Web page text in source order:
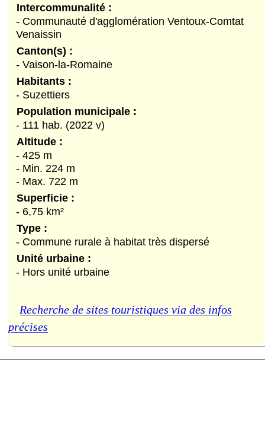
Intercommunalité :
- Communauté d'agglomération Ventoux-Comtat
Venaissin
Canton(s) :
- Vaison-la-Romaine
Habitants :
- Suzettiers
Population municipale :
- 111 hab. (2022 v)
Altitude :
- 425 m
- Min. 224 m
- Max. 722 m
Superficie :
- 6,75 km²
Type :
- Commune rurale à habitat très dispersé
Unité urbaine :
- Hors unité urbaine
Recherche de sites touristiques via des infos
précises